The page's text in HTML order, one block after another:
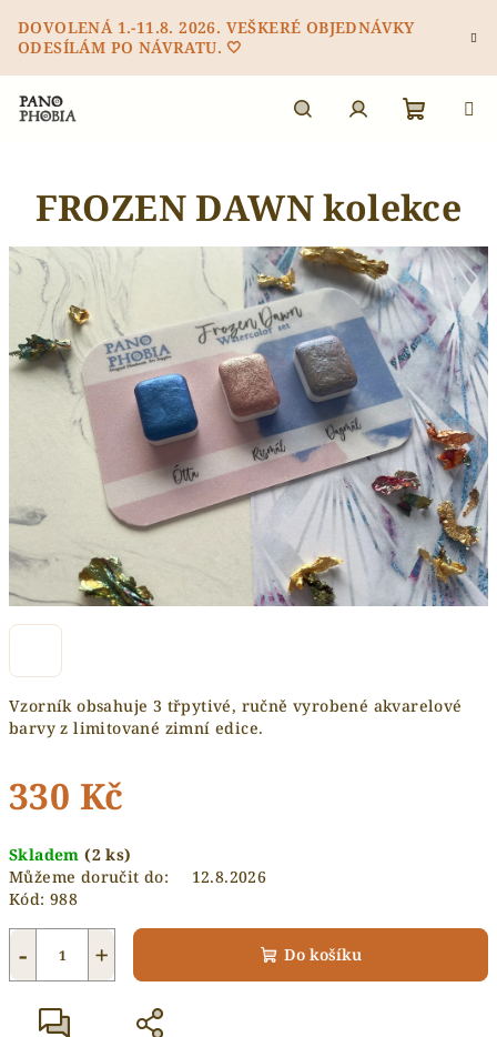
na
obsah
DOVOLENÁ 1.-11.8. 2026. VEŠKERÉ OBJEDNÁVKY
ODESÍLÁM PO NÁVRATU. 🤍
košík
Vzorník obsahuje 3 třpytivé, ručně vyrobené akvarelové
barvy z limitované zimní edice.
330 Kč
cena:
Skladem(2 ks)
Můžeme doručit do:
12.8.2026
Kód: 988
+
− Do košíku
FROZEN DAWN kolekce